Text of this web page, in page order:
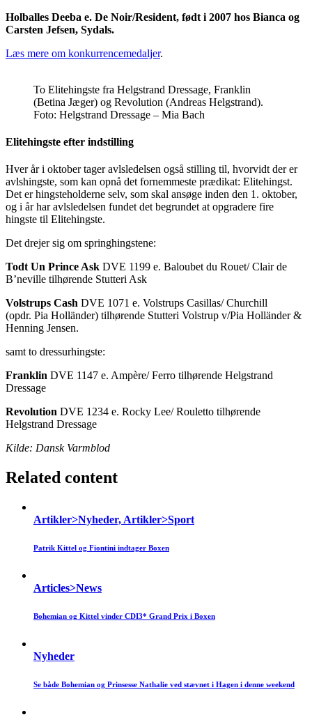
Holballes Deeba e. De Noir/Resident, født i 2007 hos Bianca og
Carsten Jefsen, Sydals.
Læs mere om konkurrencemedaljer.
To Elitehingste fra Helgstrand Dressage, Franklin
(Betina Jæger) og Revolution (Andreas Helgstrand).
Foto: Helgstrand Dressage – Mia Bach
Elitehingste efter indstilling
Hver år i oktober tager avlsledelsen også stilling til, hvorvidt der er
avlshingste, som kan opnå det fornemmeste prædikat: Elitehingst.
Det er hingsteholderne selv, som skal ansøge inden den 1. oktober,
og i år har avlsledelsen fundet det begrundet at opgradere fire
hingste til Elitehingste.
Det drejer sig om springhingstene:
Todt Un Prince Ask DVE 1199 e. Baloubet du Rouet/ Clair de
B’neville tilhørende Stutteri Ask
Volstrups Cash DVE 1071 e. Volstrups Casillas/ Churchill
(opdr. Pia Holländer) tilhørende Stutteri Volstrup v/Pia Holländer &
Henning Jensen.
samt to dressurhingste:
Franklin DVE 1147 e. Ampère/ Ferro tilhørende Helgstrand
Dressage
Revolution DVE 1234 e. Rocky Lee/ Rouletto tilhørende
Helgstrand Dressage
Kilde: Dansk Varmblod
Related content
Artikler>Nyheder, Artikler>Sport
Patrik Kittel og Fiontini indtager Boxen
Articles>News
Bohemian og Kittel vinder CDI3* Grand Prix i Boxen
Nyheder
Se både Bohemian og Prinsesse Nathalie ved stævnet i Hagen i denne weekend